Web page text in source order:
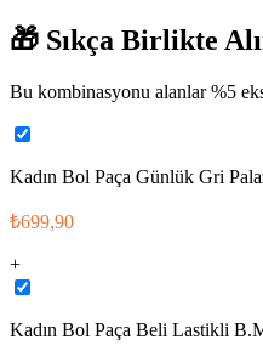
🎁 Sıkça Birlikte
Bu kombinasyonu alanlar %5
Kadın Bol Paça Günlük Gri
₺699,90
+
Kadın Bol Paça Beli Lastikli